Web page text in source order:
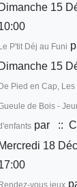
Dimanche 15
Le P'tit Déj au Funi
Dimanche 15
De Pied en Cap,
de Bois -
par
::
Mercredi 18
Rendez-vous jeux